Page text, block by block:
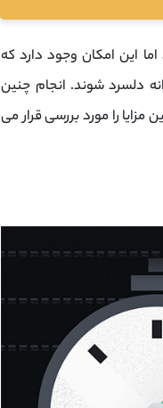
ببرید.
این امکان وجود دارد که
دلسرد شوند. انجام چنین
مزایا را مورد بررسی قرار می